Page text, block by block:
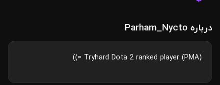
درباره Parham_Nycto
Tryhard Dota 2 ranked player (PMA) =))